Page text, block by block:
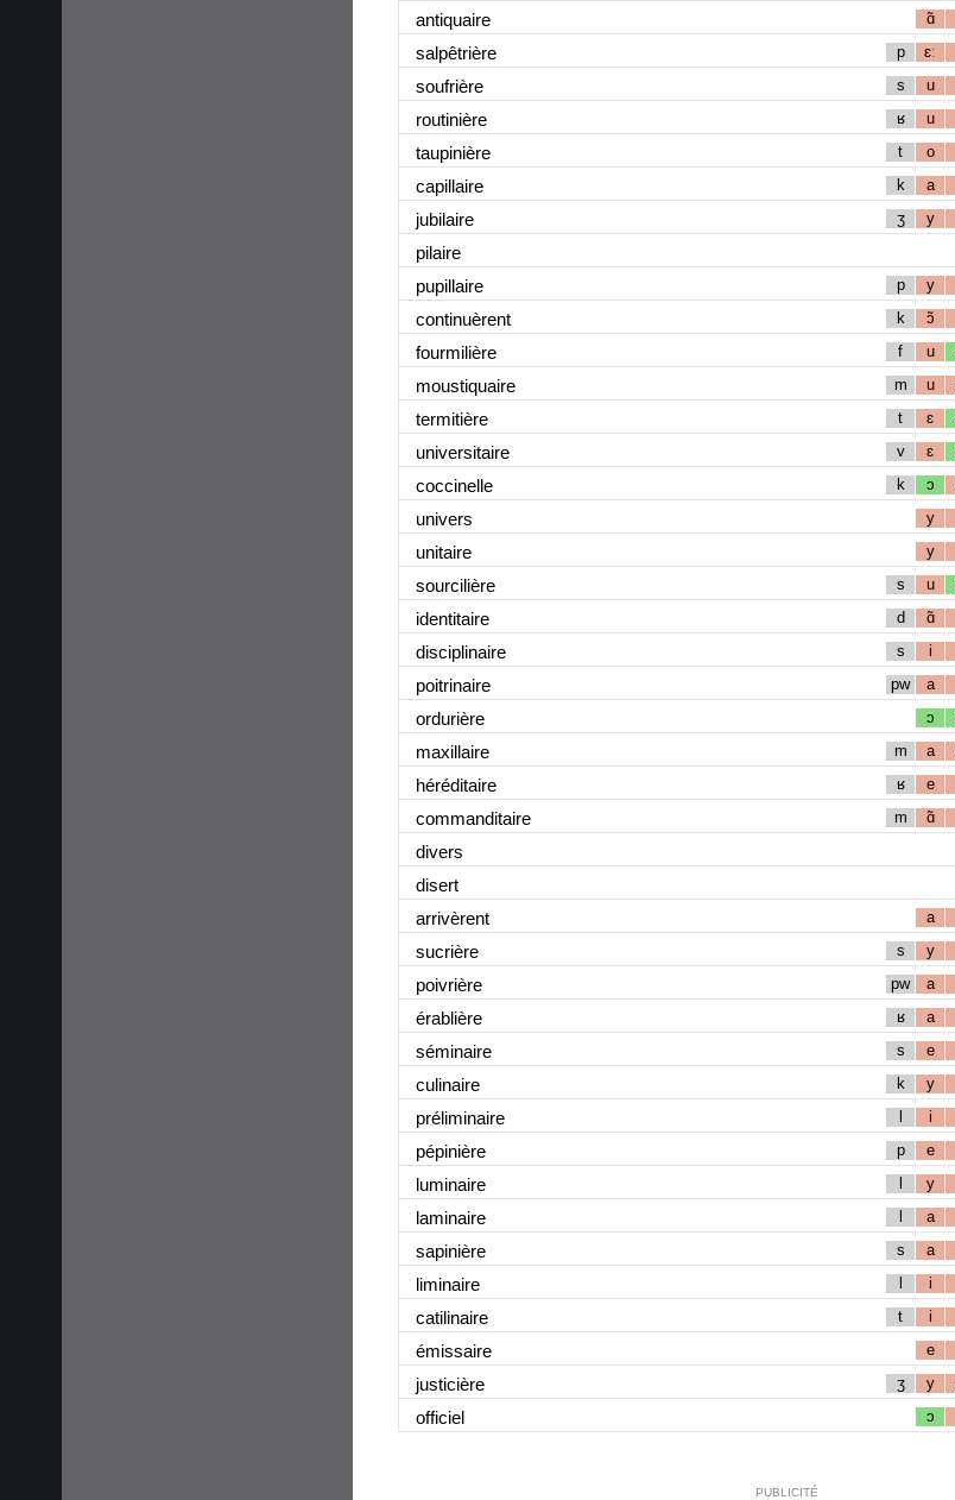
antiquaire ɑ̃
salpêtrière p ɛː
soufrière s u
routinière ʁ u
taupinière t o
capillaire k a
jubilaire ʒ y
pilaire
pupillaire p y
continuèrent k ɔ̃
fourmilière f u
moustiquaire m u
termitière t ɛ
universitaire v ɛ
coccinelle k ɔ
univers y
unitaire y
sourcilière s u
identitaire d ɑ̃
disciplinaire s i
poitrinaire pw a
ordurière ɔ
maxillaire m a
héréditaire ʁ e
commanditaire m ɑ̃
divers
disert
arrivèrent a
sucrière s y
poivrière pw a
érablière ʁ a
séminaire s e
culinaire k y
préliminaire l i
pépinière p e
luminaire l y
laminaire l a
sapinière s a
liminaire l i
catilinaire t i
émissaire e
justicière ʒ y
officiel ɔ
PUBLICITÉ